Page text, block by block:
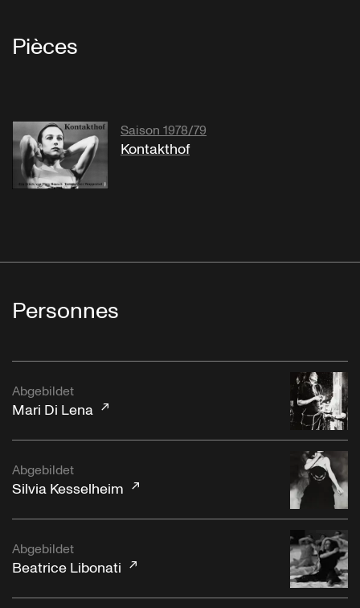
Pièces
Saison 1978/79
Kontakthof
Personnes
Abgebildet
Mari Di Lena
Abgebildet
Silvia Kesselheim
Abgebildet
Beatrice Libonati